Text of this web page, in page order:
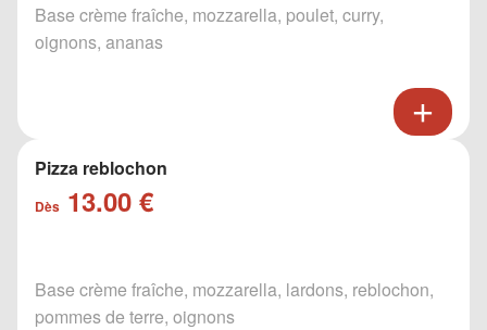
Base crème fraîche, mozzarella, poulet, curry,
oignons, ananas
Pizza reblochon
Dès 13.00 €
Base crème fraîche, mozzarella, lardons, reblochon,
pommes de terre, oignons